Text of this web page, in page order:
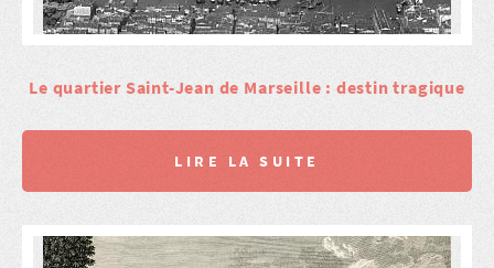
Le quartier Saint-Jean de Marseille : destin tragique
LIRE LA SUITE